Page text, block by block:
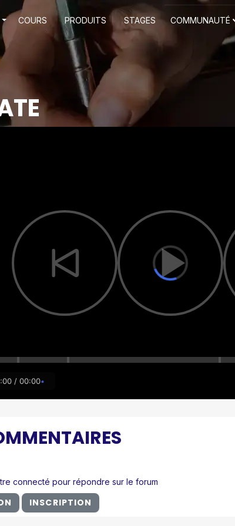
COURS PRODUITS STAGES COMMUNAUTÉ
/ 00:00
connecté pour répondre sur le forum
INSCRIPTION